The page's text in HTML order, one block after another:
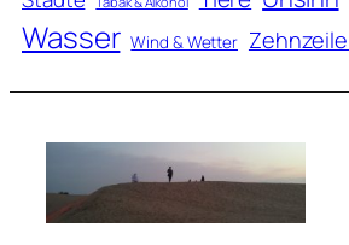
Wasser Wind & Wetter